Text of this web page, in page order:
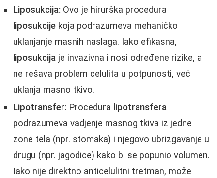
Liposukcija: Ovo je hirurška procedura
liposukcije koja podrazumeva mehaničko
uklanjanje masnih naslaga. Iako efikasna,
liposukcija je invazivna i nosi određene rizike, a
ne rešava problem celulita u potpunosti, već
uklanja masno tkivo.
Lipotransfer: Procedura lipotransfera
podrazumeva vadjenje masnog tkiva iz jedne
zone tela (npr. stomaka) i njegovo ubrizgavanje u
drugu (npr. jagodice) kako bi se popunio volumen.
Iako nije direktno anticelulitni tretman, može